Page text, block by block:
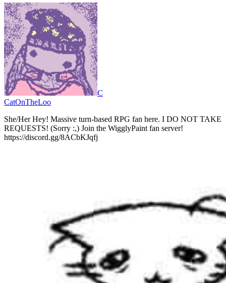
C
CatOnTheLoo
She/Her Hey! Massive turn-based RPG fan here. I DO NOT TAKE
REQUESTS! (Sorry :,) Join the WigglyPaint fan server!
https://discord.gg/8ACbKJqfj